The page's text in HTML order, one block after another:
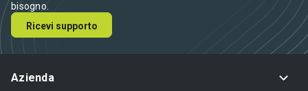
bisogno.
Ricevi supporto
Azienda